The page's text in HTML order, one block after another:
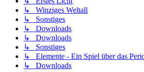
↳ Winziges Weltall
↳ Sonstiges
↳ Downloads
↳ Downloads
↳ Sonstiges
↳ Elemente - Ein Spiel über das
↳ Downloads